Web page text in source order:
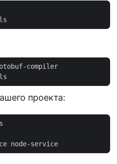
проекта: